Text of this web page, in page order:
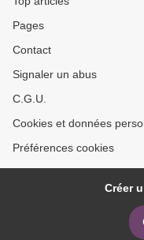
Pages
Contact
Signaler un abus
C.G.U.
Cookies et données
Préférences cookies
Créer